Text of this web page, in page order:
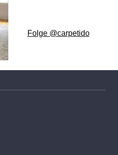
Folge @carpetido